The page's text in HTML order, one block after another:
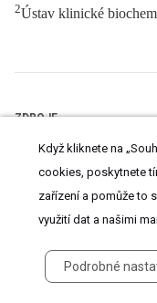
2Ústav klinické
ZDROJE
Conti P, Gallenga CE,
E, Ross R, Kritas SK.How
Biol Regul Homeost
2. Wang J, Wang BJ, Yang
Corona Virus Disease
Zhonghua Shao Shang Za
Když kliknete na
cookies, poskytnete
zařízení a pomůže to
využití dat a našimi
Podrobné